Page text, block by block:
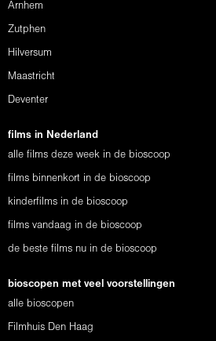
Arnhem
Zutphen
Hilversum
Maastricht
Deventer
films in Nederland
alle films deze week in de bioscoop
films binnenkort in de bioscoop
kinderfilms in de bioscoop
films vandaag in de bioscoop
de beste films nu in de bioscoop
bioscopen met veel voorstellingen
alle bioscopen
Filmhuis Den Haag